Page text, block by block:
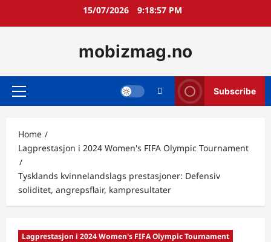
15/07/2026 9:18:58 PM
mobizmag.no
Primary
Subscribe
Home
Lagprestasjon i 2024 Women's FIFA Olympic Tournament
Tysklands kvinnelandslags prestasjoner: Defensiv
soliditet, angrepsflair, kampresultater
Lagprestasjon i 2024 Women's FIFA Olympic Tournament